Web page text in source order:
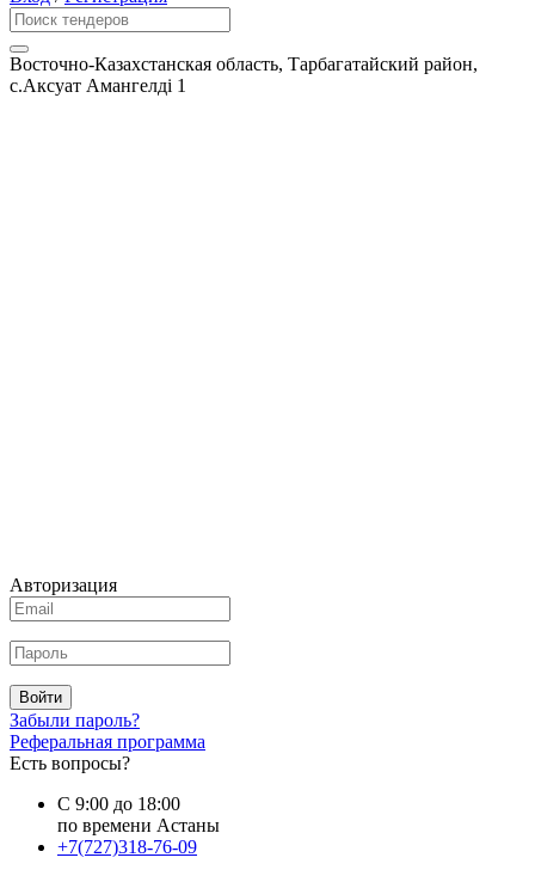
Восточно-Казахстанская область, Тарбагатайский район,
с.Аксуат Амангелді 1
Авторизация
Войти
Забыли пароль?
Реферальная программа
Есть вопросы?
С 9:00 до 18:00
по времени Астаны
+7(727)318-76-09